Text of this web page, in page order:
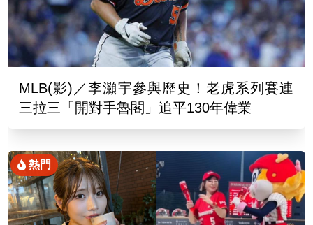
MLB(影)／李灝宇參與歷史！老虎系列賽連
三拉三「開對手魯閣」追平130年偉業
熱門